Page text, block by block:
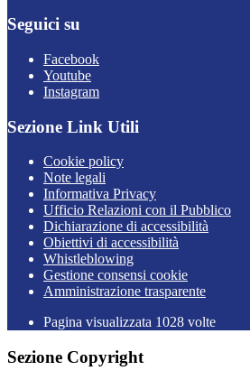
Seguici su
Facebook
Youtube
Instagram
Sezione Link Utili
Cookie policy
Note legali
Informativa Privacy
Ufficio Relazioni con il Pubblico
Dichiarazione di accessibilità
Obiettivi di accessibilità
Whistleblowing
Gestione consensi cookie
Amministrazione trasparente
Pagina visualizzata 1028 volte
Sezione Copyright